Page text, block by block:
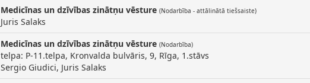
Medicīnas un dzīvības zinātņu vēsture (Nodarbība - attālinātā tiešsaiste)
Juris Salaks
Medicīnas un dzīvības zinātņu vēsture (Nodarbība)
telpa: P-11.telpa, Kronvalda bulvāris, 9, Rīga, 1.stāvs
Sergio Giudici, Juris Salaks